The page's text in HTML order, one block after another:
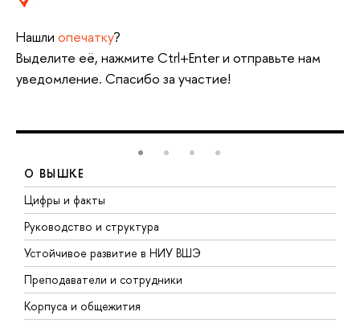
Нашли опечатку?
Выделите её, нажмите Ctrl+Enter и отправьте нам
уведомление. Спасибо за участие!
О ВЫШКЕ
Цифры и факты
Руководство и структура
Устойчивое развитие в НИУ ВШЭ
Преподаватели и сотрудники
Корпуса и общежития